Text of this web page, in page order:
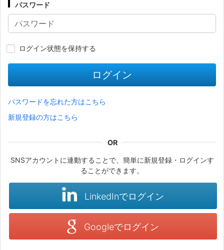
パスワード
ログイン状態を保持する
ログイン
パスワードを忘れた方はこちら
新規登録の方はこちら
SNSアカウントに連動することで、簡単に新規登録・ログインす
ることができます。
LinkedInでログイン
Googleでログイン